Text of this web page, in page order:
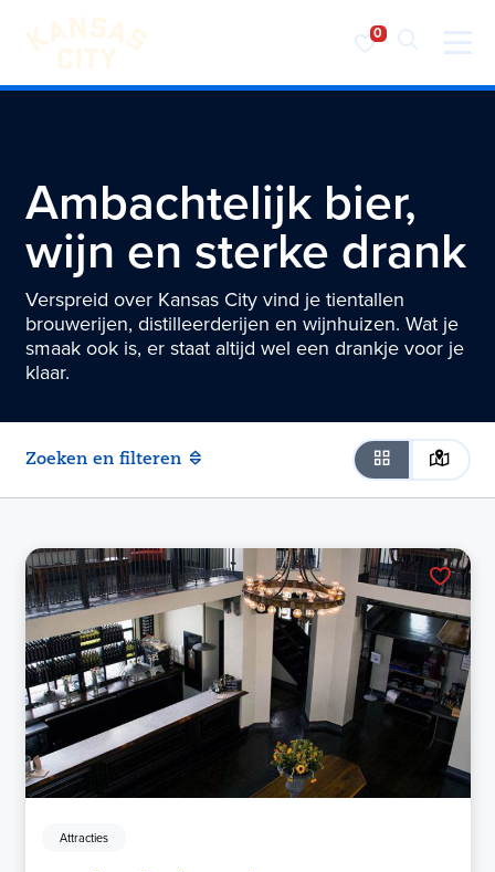
Bezoek KC
Ambachtelijk bier,
wijn en sterke drank
Verspreid over Kansas City vind je tientallen
brouwerijen, distilleerderijen en wijnhuizen. Wat je
smaak ook is, er staat altijd wel een drankje voor je
klaar.
Zoeken en filteren
Attracties